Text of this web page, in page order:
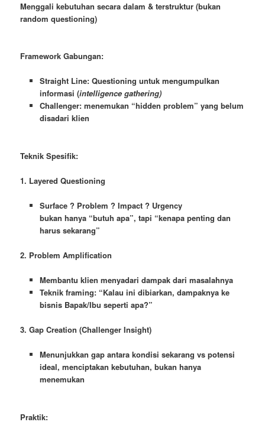
Menggali kebutuhan secara dalam & terstruktur (bukan
random questioning)
Framework Gabungan:
Straight Line: Questioning untuk mengumpulkan
informasi (intelligence gathering)
Challenger: menemukan “hidden problem” yang belum
disadari klien
Teknik Spesifik:
1. Layered Questioning
Surface ? Problem ? Impact ? Urgency
bukan hanya “butuh apa”, tapi “kenapa penting dan
harus sekarang”
2. Problem Amplification
Membantu klien menyadari dampak dari masalahnya
Teknik framing: “Kalau ini dibiarkan, dampaknya ke
bisnis Bapak/Ibu seperti apa?”
3. Gap Creation (Challenger Insight)
Menunjukkan gap antara kondisi sekarang vs potensi
ideal, menciptakan kebutuhan, bukan hanya
menemukan
Praktik: